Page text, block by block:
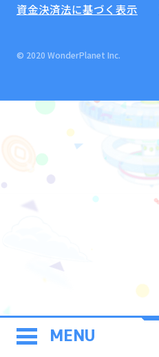
MENU
資金決済法に基づく表示
© 2020 WonderPlanet Inc.